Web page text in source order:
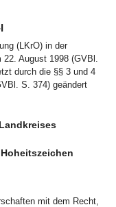
(LKrO) in der
22. August 1998 (GVBl.
durch die §§ 3 und 4
S. 374) geändert
mit dem Recht,